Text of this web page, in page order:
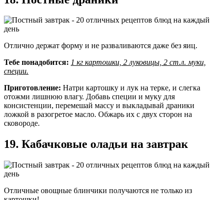
Отлично держат форму и не разваливаются даже без яиц.
Тебе понадобится: 1 кг картошки, 2 луковицы, 2 ст.л. муки,
специи.
Приготовление: Натри картошку и лук на терке, и слегка
отожми лишнюю влагу. Добавь специи и муку для
консистенции, перемешай массу и выкладывай драники
ложкой в разогретое масло. Обжарь их с двух сторон на
сковороде.
19. Кабачковые оладьи на завтрак
Отличные овощные блинчики получаются не только из